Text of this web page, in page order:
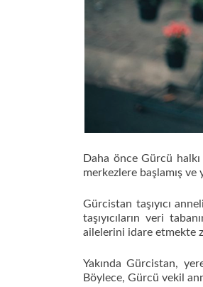
Daha önce Gürcü
merkezlere başlamış ve
Gürcistan taşıyıcı
taşıyıcıların veri
ailelerini idare etmekte
Yakında Gürcistan,
Böylece, Gürcü vekil